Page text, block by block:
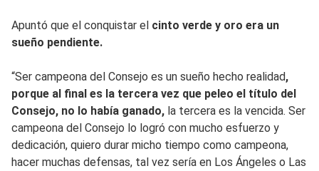
Apuntó que el conquistar el cinto verde y oro era un
sueño pendiente.
“Ser campeona del Consejo es un sueño hecho realidad,
porque al final es la tercera vez que peleo el título del
Consejo, no lo había ganado, la tercera es la vencida. Ser
campeona del Consejo lo logró con mucho esfuerzo y
dedicación, quiero durar micho tiempo como campeona,
hacer muchas defensas, tal vez sería en Los Ángeles o Las